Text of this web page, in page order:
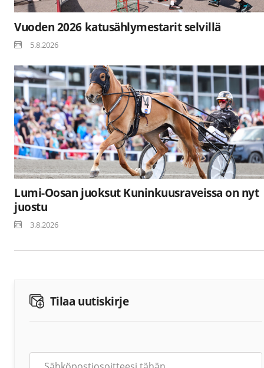
Vuoden 2026 katusählymestarit selvillä
5.8.2026
Lumi-Oosan juoksut Kuninkuusraveissa on nyt
juostu
3.8.2026
Tilaa uutiskirje